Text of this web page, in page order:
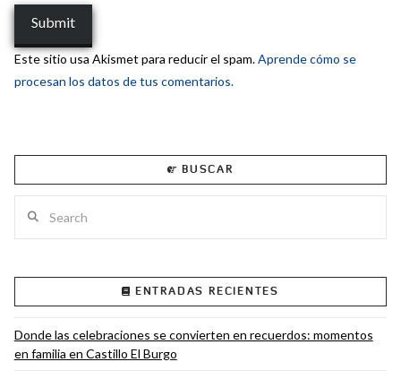
Este sitio usa Akismet para reducir el spam.Aprende cómo se
procesan los datos de tus comentarios.
BUSCAR
ENTRADAS RECIENTES
Donde las celebraciones se convierten en recuerdos: momentos
en familia en Castillo El Burgo